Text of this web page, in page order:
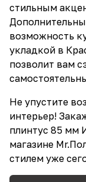
стильным
возможность
укладкой в
позволит вам
Не упустите
интерьер!
плинтус 85 мм
магазине
стилем уже